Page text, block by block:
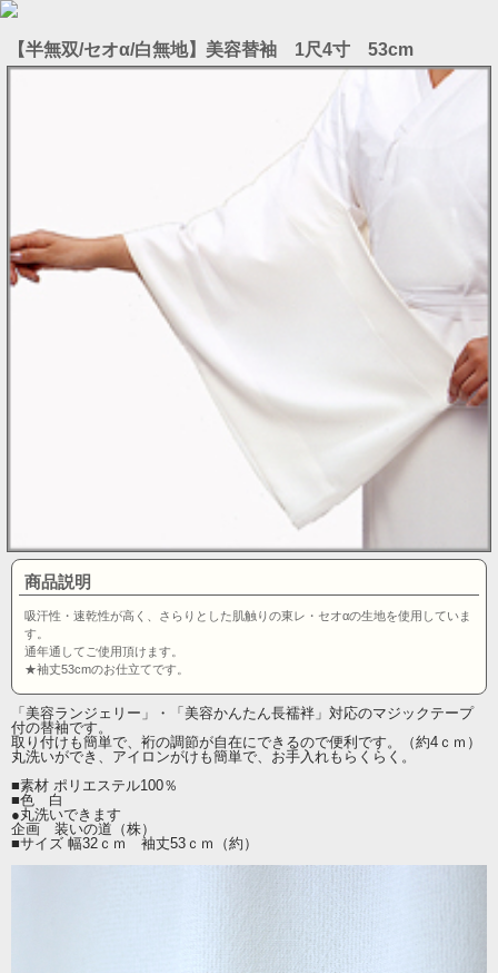
【半無双/セオα/白無地】美容替袖 1尺4寸 53cm
商品説明
吸汗性・速乾性が高く、さらりとした肌触りの東レ・セオαの生地を使用していま
す。
通年通してご使用頂けます。
★袖丈53cmのお仕立てです。
「美容ランジェリー」・「美容かんたん長襦袢」対応のマジックテープ
付の替袖です。
取り付けも簡単で、裄の調節が自在にできるので便利です。（約4ｃｍ）
丸洗いができ、アイロンがけも簡単で、お手入れもらくらく。
■素材 ポリエステル100％
■色 白
●丸洗いできます
企画 装いの道（株）
■サイズ 幅32ｃｍ 袖丈53ｃｍ（約）